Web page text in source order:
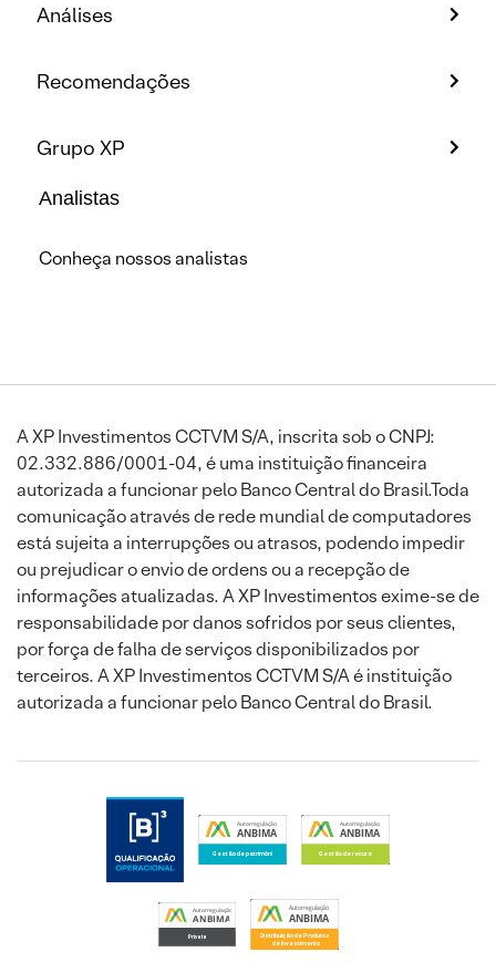
Análises
Recomendações
Grupo XP
Analistas
Conheça nossos analistas
A XP Investimentos CCTVM S/A, inscrita sob o CNPJ:
02.332.886/0001-04, é uma instituição financeira
autorizada a funcionar pelo Banco Central do Brasil.Toda
comunicação através de rede mundial de computadores
está sujeita a interrupções ou atrasos, podendo impedir
ou prejudicar o envio de ordens ou a recepção de
informações atualizadas. A XP Investimentos exime-se de
responsabilidade por danos sofridos por seus clientes,
por força de falha de serviços disponibilizados por
terceiros. A XP Investimentos CCTVM S/A é instituição
autorizada a funcionar pelo Banco Central do Brasil.